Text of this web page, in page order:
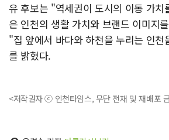
유 후보는 "역세권이 도시의 이동 가치
은 인천의 생활 가치와 브랜드 이미지
"집 앞에서 바다와 하천을 누리는 인천
를 밝혔다.
<저작권자 ⓒ 인천타임스, 무단 전재 및 재배포